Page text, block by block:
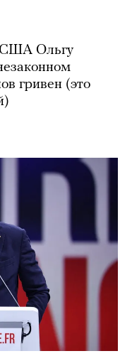
США Ольгу
гривен (это